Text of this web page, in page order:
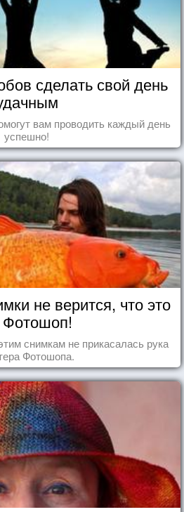
сделать свой день
вам проводить каждый день
успешно!
не верится, что это
Фотошоп!
снимкам не прикасалась рука
Фотошопа.